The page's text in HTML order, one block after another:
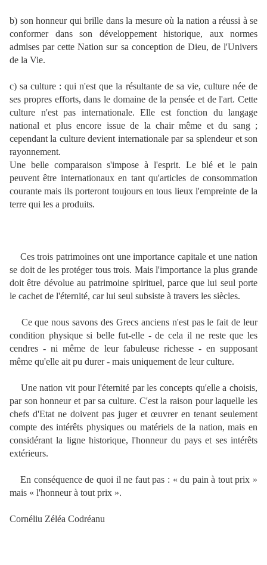
b) son honneur qui brille dans la mesure où la nation a réussi à se
conformer dans son développement historique, aux normes
admises par cette Nation sur sa conception de Dieu, de l'Univers
de la Vie.
c) sa culture : qui n'est que la résultante de sa vie, culture née de
ses propres efforts, dans le domaine de la pensée et de l'art. Cette
culture n'est pas internationale. Elle est fonction du langage
national et plus encore issue de la chair même et du sang ;
cependant la culture devient internationale par sa splendeur et son
rayonnement.
Une belle comparaison s'impose à l'esprit. Le blé et le pain
peuvent être internationaux en tant qu'articles de consommation
courante mais ils porteront toujours en tous lieux l'empreinte de la
terre qui les a produits.
Ces trois patrimoines ont une importance capitale et une nation
se doit de les protéger tous trois. Mais l'importance la plus grande
doit être dévolue au patrimoine spirituel, parce que lui seul porte
le cachet de l'éternité, car lui seul subsiste à travers les siècles.
Ce que nous savons des Grecs anciens n'est pas le fait de leur
condition physique si belle fut-elle - de cela il ne reste que les
cendres - ni même de leur fabuleuse richesse - en supposant
même qu'elle ait pu durer - mais uniquement de leur culture.
Une nation vit pour l'éternité par les concepts qu'elle a choisis,
par son honneur et par sa culture. C'est la raison pour laquelle les
chefs d'Etat ne doivent pas juger et œuvrer en tenant seulement
compte des intérêts physiques ou matériels de la nation, mais en
considérant la ligne historique, l'honneur du pays et ses intérêts
extérieurs.
En conséquence de quoi il ne faut pas : « du pain à tout prix »
mais « l'honneur à tout prix ».
Cornéliu Zéléa Codréanu